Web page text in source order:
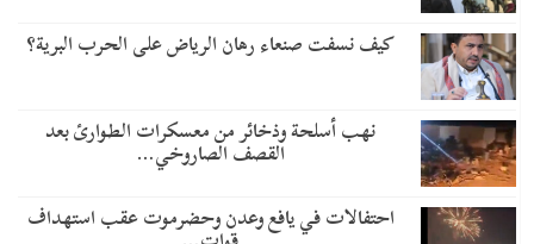
كيف نسفت صنعاء رهان الرياض على الحرب البرية؟
نهب أسلحة وذخائر من معسكرات الطوارئ بعد
القصف الصاروخي…
احتفالات في يافع وعدن وحضرموت عقب استهداف